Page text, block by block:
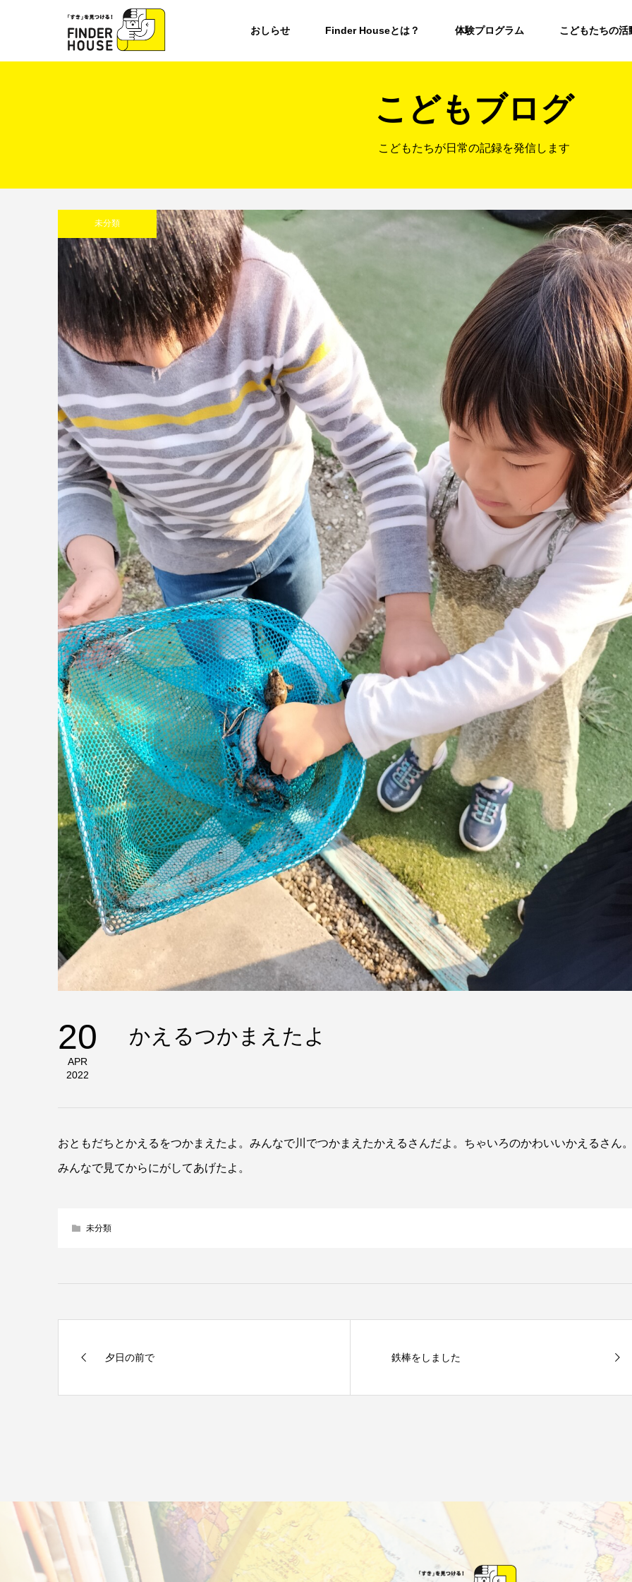
おしらせ Finder Houseとは？ 体験プログラム こどもたちの活
こどもブログ
こどもたちが日常の記録を発信します
未分類
20
APR
2022
かえるつかまえたよ
おともだちとかえるをつかまえたよ。みんなで川でつかまえたかえるさんだよ。ちゃいろのかわいいかえるさん
みんなで見てからにがしてあげたよ。
未分類
夕日の前で 鉄棒をしました